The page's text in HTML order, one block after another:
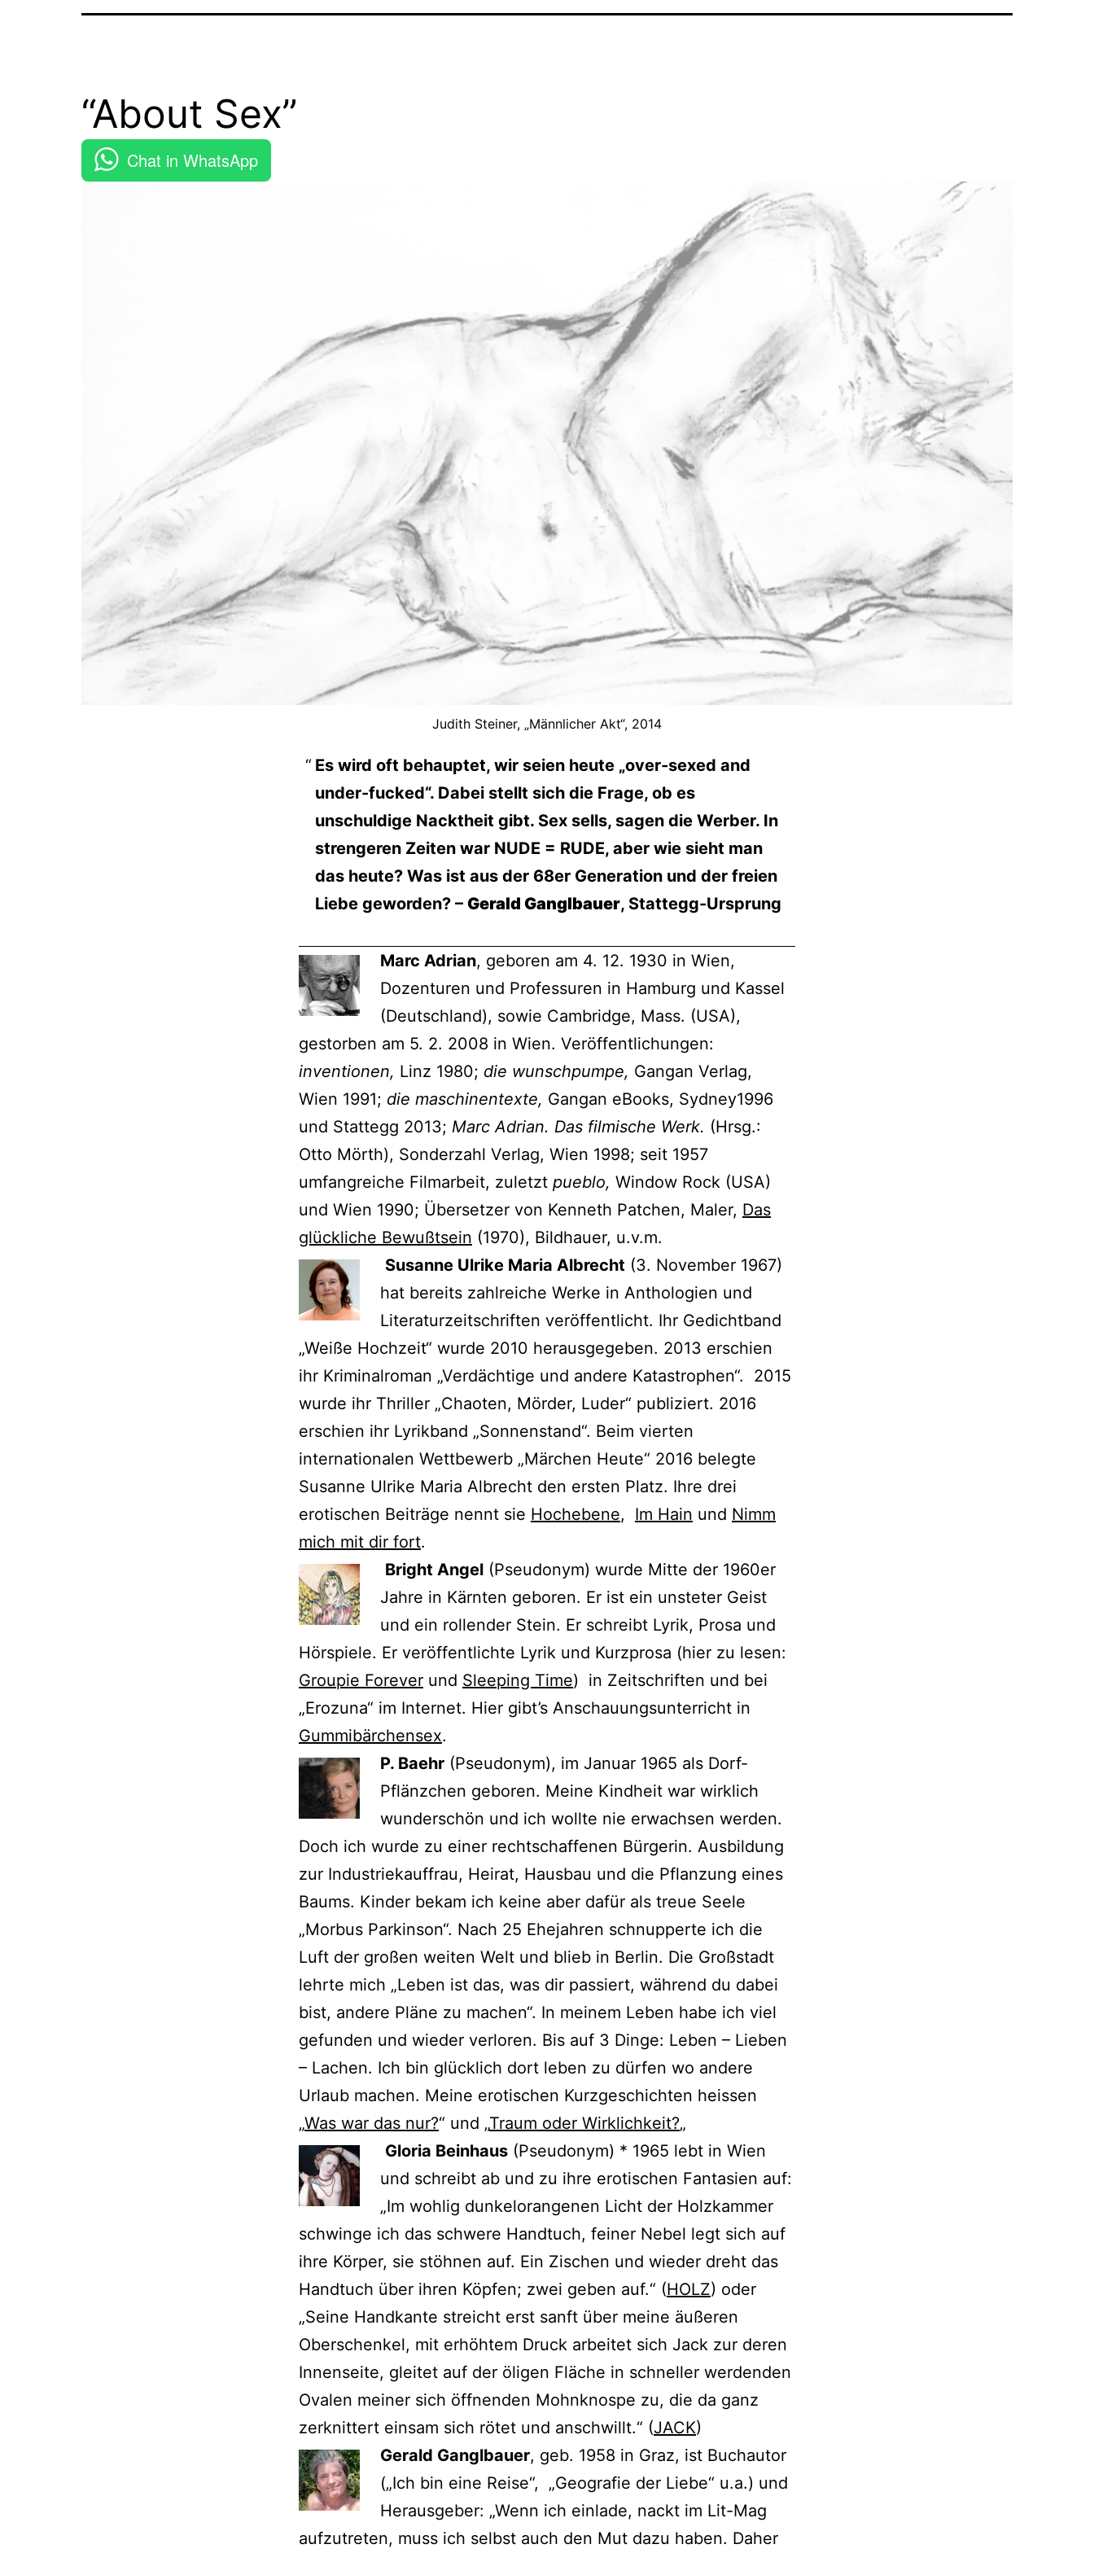
“About Sex”
Chat in WhatsApp
Judith Steiner, „Männlicher Akt“, 2014
Es wird oft behauptet, wir seien heute „over-sexed and
under-fucked“. Dabei stellt sich die Frage, ob es
unschuldige Nacktheit gibt. Sex sells, sagen die Werber. In
strengeren Zeiten war NUDE = RUDE, aber wie sieht man
das heute? Was ist aus der 68er Generation und der freien
Liebe geworden? – Gerald Ganglbauer, Stattegg-Ursprung
Marc Adrian, geboren am 4. 12. 1930 in Wien,
Dozenturen und Professuren in Hamburg und Kassel
(Deutschland), sowie Cambridge, Mass. (USA),
gestorben am 5. 2. 2008 in Wien. Veröffentlichungen:
inventionen, Linz 1980; die wunschpumpe, Gangan Verlag,
Wien 1991; die maschinentexte, Gangan eBooks, Sydney1996
und Stattegg 2013; Marc Adrian. Das filmische Werk. (Hrsg.:
Otto Mörth), Sonderzahl Verlag, Wien 1998; seit 1957
umfangreiche Filmarbeit, zuletzt pueblo, Window Rock (USA)
und Wien 1990; Übersetzer von Kenneth Patchen, Maler, Das
glückliche Bewußtsein (1970), Bildhauer, u.v.m.
Susanne Ulrike Maria Albrecht (3. November 1967)
hat bereits zahlreiche Werke in Anthologien und
Literaturzeitschriften veröffentlicht. Ihr Gedichtband
„Weiße Hochzeit“ wurde 2010 herausgegeben. 2013 erschien
ihr Kriminalroman „Verdächtige und andere Katastrophen“. 2015
wurde ihr Thriller „Chaoten, Mörder, Luder“ publiziert. 2016
erschien ihr Lyrikband „Sonnenstand“. Beim vierten
internationalen Wettbewerb „Märchen Heute“ 2016 belegte
Susanne Ulrike Maria Albrecht den ersten Platz. Ihre drei
erotischen Beiträge nennt sie Hochebene, Im Hain und Nimm
mich mit dir fort.
Bright Angel (Pseudonym) wurde Mitte der 1960er
Jahre in Kärnten geboren. Er ist ein unsteter Geist
und ein rollender Stein. Er schreibt Lyrik, Prosa und
Hörspiele. Er veröffentlichte Lyrik und Kurzprosa (hier zu lesen:
Groupie Forever und Sleeping Time) in Zeitschriften und bei
„Erozuna“ im Internet. Hier gibt’s Anschauungsunterricht in
Gummibärchensex.
P. Baehr (Pseudonym), im Januar 1965 als Dorf-
Pflänzchen geboren. Meine Kindheit war wirklich
wunderschön und ich wollte nie erwachsen werden.
Doch ich wurde zu einer rechtschaffenen Bürgerin. Ausbildung
zur Industriekauffrau, Heirat, Hausbau und die Pflanzung eines
Baums. Kinder bekam ich keine aber dafür als treue Seele
„Morbus Parkinson“. Nach 25 Ehejahren schnupperte ich die
Luft der großen weiten Welt und blieb in Berlin. Die Großstadt
lehrte mich „Leben ist das, was dir passiert, während du dabei
bist, andere Pläne zu machen“. In meinem Leben habe ich viel
gefunden und wieder verloren. Bis auf 3 Dinge: Leben – Lieben
– Lachen. Ich bin glücklich dort leben zu dürfen wo andere
Urlaub machen. Meine erotischen Kurzgeschichten heissen
„Was war das nur?“ und „Traum oder Wirklichkeit?„
Gloria Beinhaus (Pseudonym) * 1965 lebt in Wien
und schreibt ab und zu ihre erotischen Fantasien auf:
„Im wohlig dunkelorangenen Licht der Holzkammer
schwinge ich das schwere Handtuch, feiner Nebel legt sich auf
ihre Körper, sie stöhnen auf. Ein Zischen und wieder dreht das
Handtuch über ihren Köpfen; zwei geben auf.“ (HOLZ) oder
„Seine Handkante streicht erst sanft über meine äußeren
Oberschenkel, mit erhöhtem Druck arbeitet sich Jack zur deren
Innenseite, gleitet auf der öligen Fläche in schneller werdenden
Ovalen meiner sich öffnenden Mohnknospe zu, die da ganz
zerknittert einsam sich rötet und anschwillt.“ (JACK)
Gerald Ganglbauer, geb. 1958 in Graz, ist Buchautor
(„Ich bin eine Reise“, „Geografie der Liebe“ u.a.) und
Herausgeber: „Wenn ich einlade, nackt im Lit-Mag
aufzutreten, muss ich selbst auch den Mut dazu haben. Daher